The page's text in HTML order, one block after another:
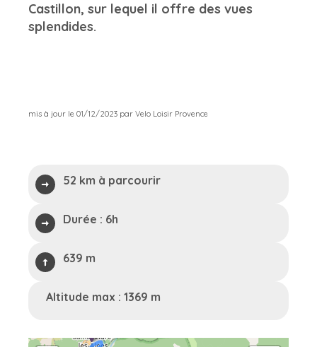
Castillon, sur lequel il offre des vues
splendides.
mis à jour le 01/12/2023 par Velo Loisir Provence
52 km à parcourir
Durée : 6h
639 m
Altitude max : 1369 m